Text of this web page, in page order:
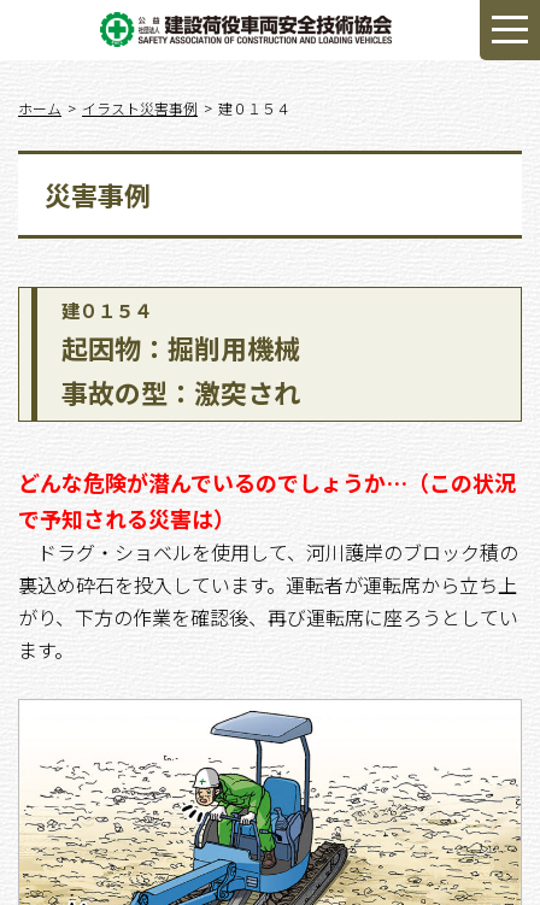
ホーム イラスト災害事例 建０１５４
災害事例
建０１５４
起因物：掘削用機械
事故の型：激突され
どんな危険が潜んでいるのでしょうか…（この状況
で予知される災害は）
ドラグ・ショベルを使用して、河川護岸のブロック積の
裏込め砕石を投入しています。運転者が運転席から立ち上
がり、下方の作業を確認後、再び運転席に座ろうとしてい
ます。